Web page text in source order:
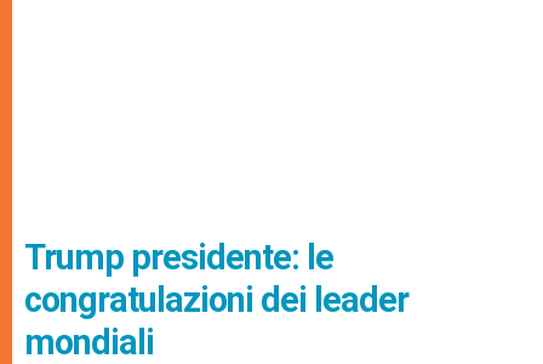
Trump presidente: le
congratulazioni dei leader
mondiali